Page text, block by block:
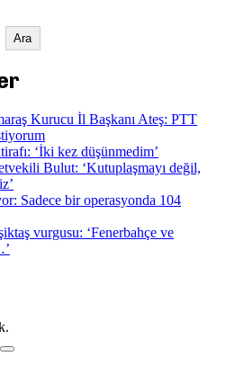
Ara
Kurucu İl Başkanı Ateş: PTT
‘İki kez düşünmedim’
Bulut: ‘Kutuplaşmayı değil,
Sadece bir operasyonda 104
vurgusu: ‘Fenerbahçe ve
Search